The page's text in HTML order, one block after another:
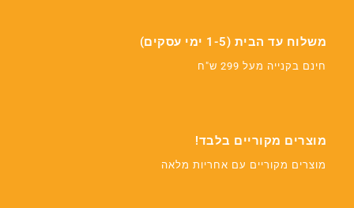
משלוח עד הבית (1-5 ימי עסקים)
חינם בקנייה מעל 299 ש"ח
מוצרים מקוריים בלבד!
מוצרים מקוריים עם אחריות מלאה